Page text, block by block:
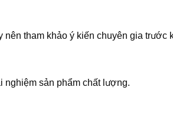
tham khảo ý kiến chuyên gia trước
nghiệm sản phẩm chất lượng.